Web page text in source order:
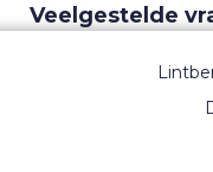
Veelgestelde